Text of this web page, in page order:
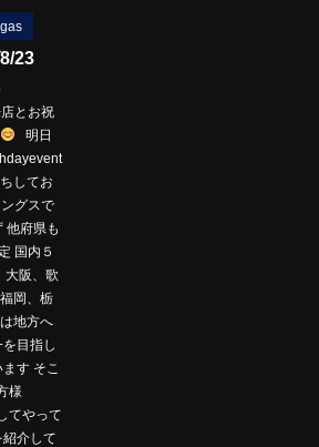
23
とお祝
明日
してお
グスで
他府県も
国内５
大阪、歌
岡、栃
地方へ
目指し
す そこ
様
てやって
介して